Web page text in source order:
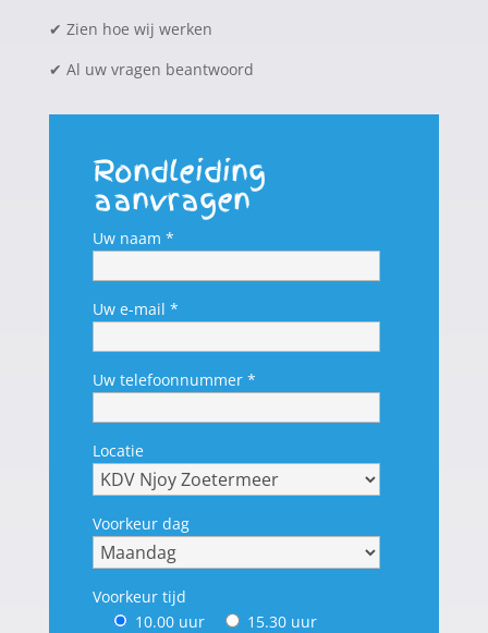
✔ Zien hoe wij werken
✔ Al uw vragen beantwoord
Rondleiding
aanvragen
Uw naam *
Uw e-mail *
Uw telefoonnummer *
Locatie
Voorkeur dag
Voorkeur tijd
10.00 uur
15.30 uur